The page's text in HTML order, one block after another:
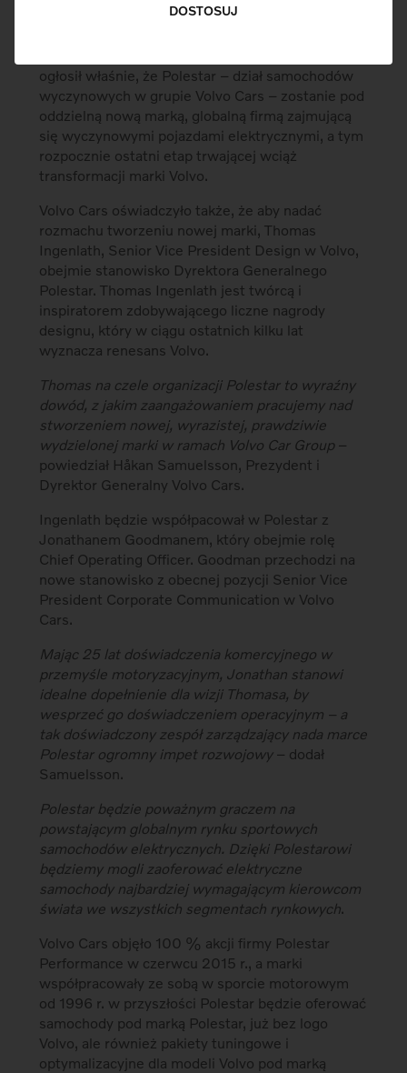
DOSTOSUJ
ogłosił właśnie, że Polestar – dział samochodów
wyczynowych w grupie Volvo Cars – zostanie pod
oddzielną nową marką, globalną firmą zajmującą
się wyczynowymi pojazdami elektrycznymi, a tym
rozpocznie ostatni etap trwającej wciąż
transformacji marki Volvo.
Volvo Cars oświadczyło także, że aby nadać
rozmachu tworzeniu nowej marki, Thomas
Ingenlath, Senior Vice President Design w Volvo,
obejmie stanowisko Dyrektora Generalnego
Polestar. Thomas Ingenlath jest twórcą i
inspiratorem zdobywającego liczne nagrody
designu, który w ciągu ostatnich kilku lat
wyznacza renesans Volvo.
Thomas na czele organizacji Polestar to wyraźny
dowód, z jakim zaangażowaniem pracujemy nad
stworzeniem nowej, wyrazistej, prawdziwie
wydzielonej marki w ramach Volvo Car Group –
powiedział Håkan Samuelsson, Prezydent i
Dyrektor Generalny Volvo Cars.
Ingenlath będzie współpacował w Polestar z
Jonathanem Goodmanem, który obejmie rolę
Chief Operating Officer. Goodman przechodzi na
nowe stanowisko z obecnej pozycji Senior Vice
President Corporate Communication w Volvo
Cars.
Mając 25 lat doświadczenia komercyjnego w
przemyśle motoryzacyjnym, Jonathan stanowi
idealne dopełnienie dla wizji Thomasa, by
wesprzeć go doświadczeniem operacyjnym – a
tak doświadczony zespół zarządzający nada marce
Polestar ogromny impet rozwojowy– dodał
Samuelsson.
Polestar będzie poważnym graczem na
powstającym globalnym rynku sportowych
samochodów elektrycznych. Dzięki Polestarowi
będziemy mogli zaoferować elektryczne
samochody najbardziej wymagającym kierowcom
świata we wszystkich segmentach rynkowych.
Volvo Cars objęło 100 % akcji firmy Polestar
Performance w czerwcu 2015 r., a marki
współpracowały ze sobą w sporcie motorowym
od 1996 r. w przyszłości Polestar będzie oferować
samochody pod marką Polestar, już bez logo
Volvo, ale również pakiety tuningowe i
optymalizacyjne dla modeli Volvo pod marką